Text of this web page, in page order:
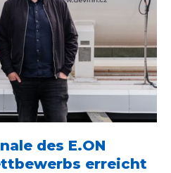
des E.ON
erreicht